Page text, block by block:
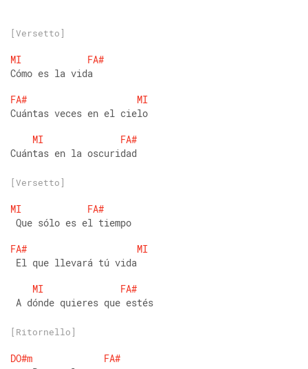
[Versetto]
MI
FA#
Cómo es la vida
FA#
MI
Cuántas veces en el cielo
MI
FA#
Cuántas en la oscuridad
[Versetto]
MI
FA#
Que sólo es el tiempo
FA#
MI
El que llevará tú vida
MI
FA#
A dónde quieres que estés
[Ritornello]
DO#m
FA#